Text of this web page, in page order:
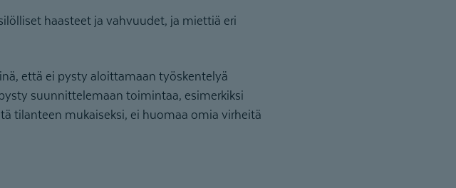
haasteet ja vahvuudet, ja miettiä eri
että ei pysty aloittamaan työskentelyä
suunnittelemaan toimintaa, esimerkiksi
tilanteen mukaiseksi, ei huomaa omia virheitä